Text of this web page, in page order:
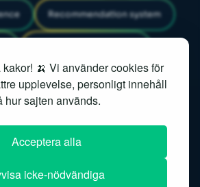
🍌 Vi använder cookies för
upplevelse, personligt innehåll
hur sajten används.
Acceptera alla
icke-nödvändiga
Recommendation system
Retrieval system RLHF
search Sentimentanalys
Speech recognition